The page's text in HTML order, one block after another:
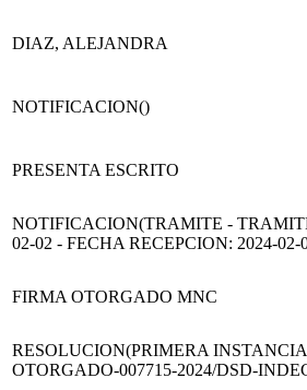
DIAZ, ALEJANDRA
NOTIFICACION()
PRESENTA ESCRITO
NOTIFICACION(TRAMITE -
02-02 - FECHA RECEPCION: 2024-02-
FIRMA OTORGADO MNC
RESOLUCION(PRIMERA
OTORGADO-007715-2024/DSD-